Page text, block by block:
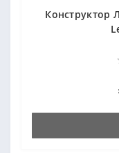
Конструктор